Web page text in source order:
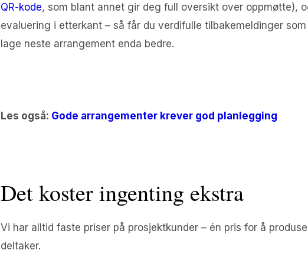
QR-kode, som blant annet gir deg full oversikt over oppmøtte),
evaluering i etterkant – så får du verdifulle tilbakemeldinger
lage neste arrangement enda bedre.
Les også: Gode arrangementer krever god planlegging
Det koster ingenting ekstra
Vi har alltid faste priser på prosjektkunder – én pris for å
deltaker.